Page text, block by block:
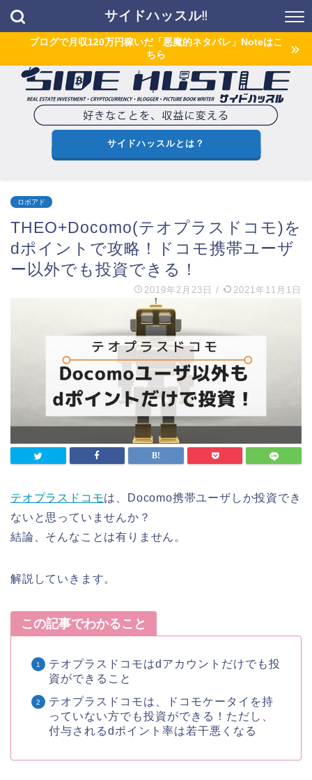
サイドハッスル!!
ブログで月収120万円稼いだ「悪魔的ネタバレ」Noteはこ
ちら
サイドハッスルとは？
ロボアド
THEO+Docomo(テオプラスドコモ)を
dポイントで攻略！ドコモ携帯ユーザ
ー以外でも投資できる！
2019年2月23日 / 2021年11月1日
テオプラスドコモは、Docomo携帯ユーザしか投資でき
ないと思っていませんか？
結論、そんなことは有りません。
解説していきます。
この記事でわかること
テオプラスドコモはdアカウントだけでも投
資ができること
テオプラスドコモは、ドコモケータイを持
っていない方でも投資ができる！ただし、
付与されるdポイント率は若干悪くなる